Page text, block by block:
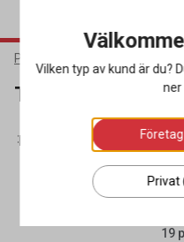
Packa & Skicka
Täckplast &
(16) Täckplast
SORTERA
19
Vilken typ av kund är du?
ner
Privat